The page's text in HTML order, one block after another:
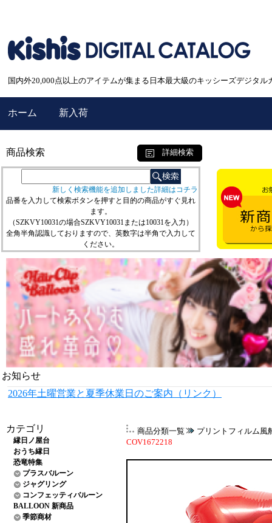
国内外20,000点以上のアイテムが集まる日本最大級のキッシーズデジタル
ホーム 新入荷
商品検索 詳細検索
新しく検索機能を追加しました詳細はコチラ
品番を入力して検索ボタンを押すと目的の商品がすぐ見れ
ます。
（SZKVY10031の場合SZKVY10031または10031を入力）
全角半角認識しておりますので、英数字は半角で入力して
ください。
お知らせ
2026年土曜営業と夏季休業日のご案内（リンク）
カテゴリ
縁日ノ屋台
おうち縁日
恐竜特集
プラスバルーン
ジャグリング
コンフェッティバルーン
BALLOON 新商品
季節商材
商品分類一覧
プリントフィルム風
COV1672218